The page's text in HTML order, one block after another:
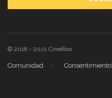
© 2018 - 2021 Cinefilos
Comunidad Consentimiento